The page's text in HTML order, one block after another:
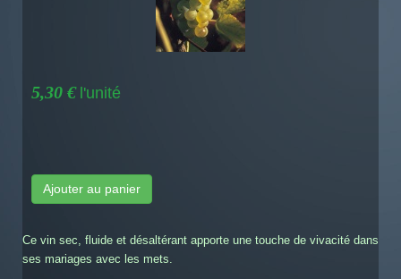
5,30 € l'unité
Ajouter au panier
Ce vin sec, fluide et désaltérant apporte une touche de vivacité dans
ses mariages avec les mets.